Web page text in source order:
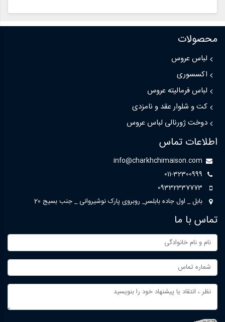
محصولات
لباس عروس
اکسسوری
لباس فرمالیته عروس
کت و شلوار عقد و نامزدی
دوخت ژورنالی لباس عروس
اطلاعات تماس
info@charkhchimaison.com
011-32300999
09332337773
بابل _ اول جاده بابلسر_ روبروی پارک نوشیروانی _ جنب بسیج 20
تماس با ما